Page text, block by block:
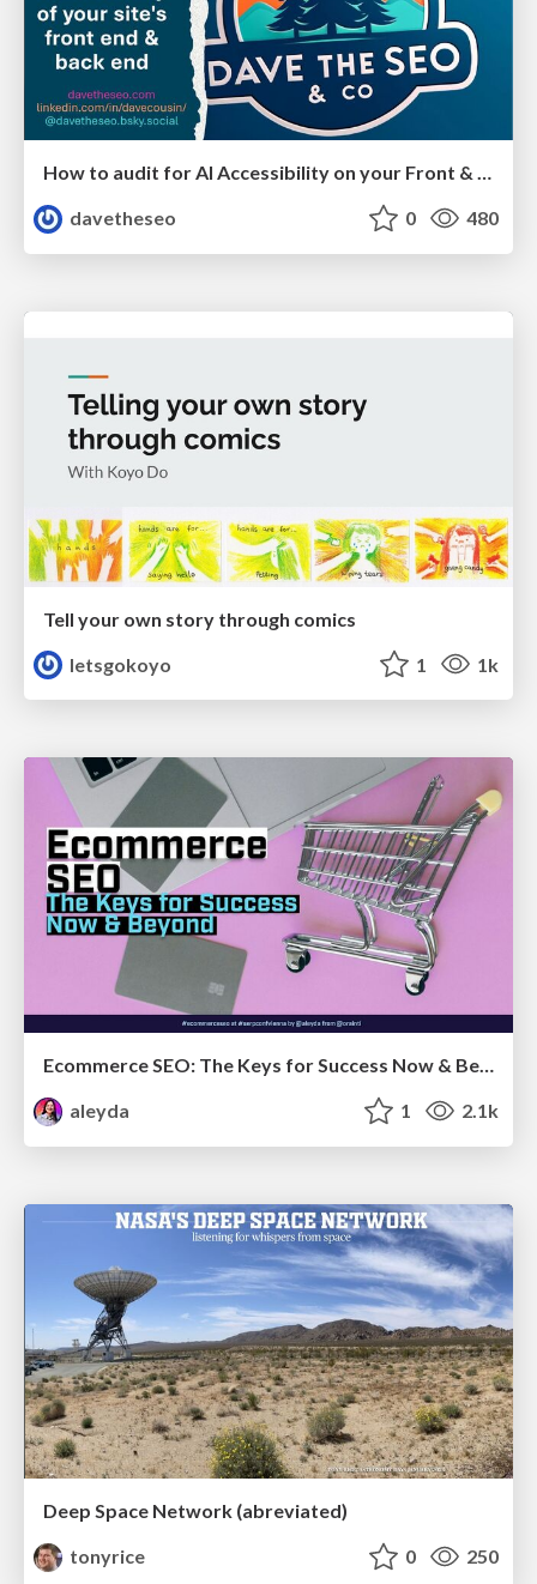
How to audit for AI Accessibility on your Front & Back End
davetheseo
0 480
Tell your own story through comics
letsgokoyo
1 1k
Ecommerce SEO: The Keys for Success Now & Beyond - #SERPConf2024
aleyda
1 2.1k
Deep Space Network (abreviated)
tonyrice
0 250